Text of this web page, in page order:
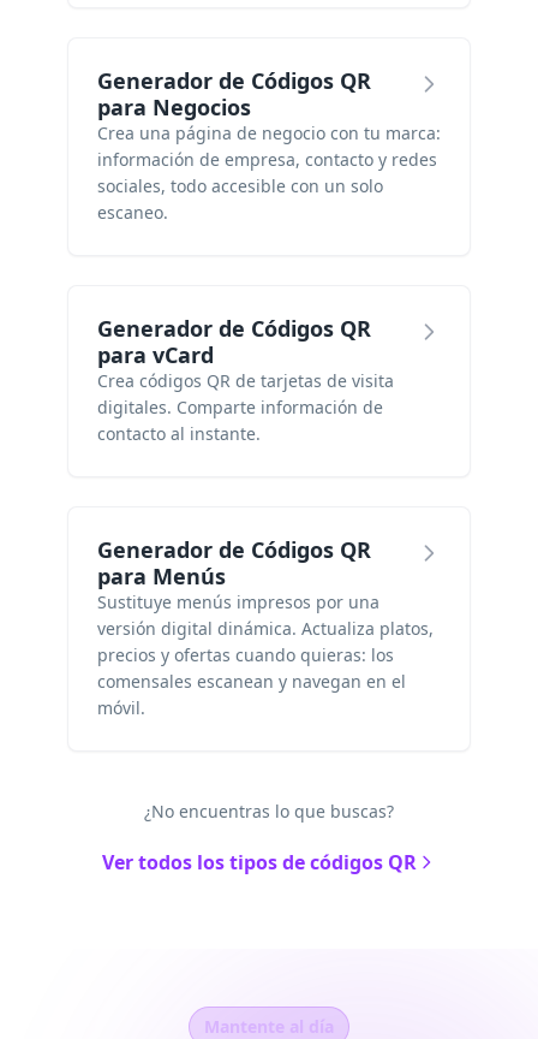
Generador de Códigos QR
para Negocios
Crea una página de negocio con tu marca:
información de empresa, contacto y redes
sociales, todo accesible con un solo
escaneo.
Generador de Códigos QR
para vCard
Crea códigos QR de tarjetas de visita
digitales. Comparte información de
contacto al instante.
Generador de Códigos QR
para Menús
Sustituye menús impresos por una
versión digital dinámica. Actualiza platos,
precios y ofertas cuando quieras: los
comensales escanean y navegan en el
móvil.
¿No encuentras lo que buscas?
Ver todos los tipos de códigos QR
Mantente al día